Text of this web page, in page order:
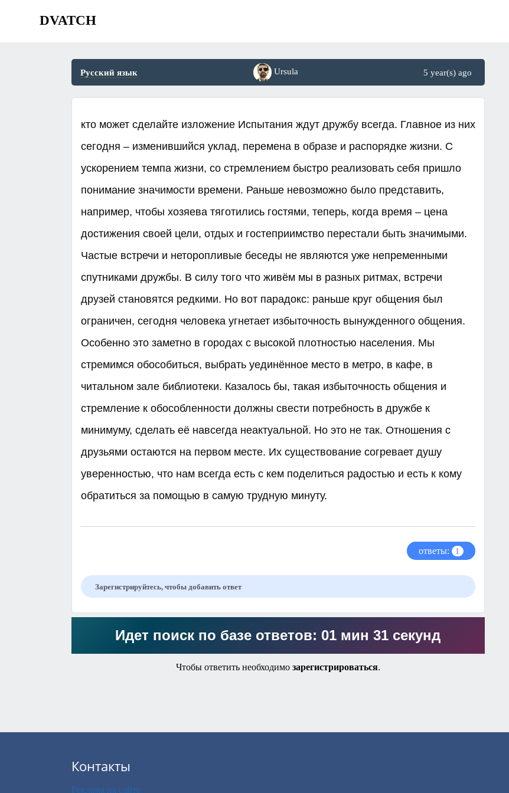
DVATCH
Русский язык Ursula 5 year(s) ago
кто может сделайте изложение Испытания ждут дружбу всегда. Главное из них
сегодня – изменившийся уклад, перемена в образе и распорядке жизни. С
ускорением темпа жизни, со стремлением быстро реализовать себя пришло
понимание значимости времени. Раньше невозможно было представить,
например, чтобы хозяева тяготились гостями, теперь, когда время – цена
достижения своей цели, отдых и гостеприимство перестали быть значимыми.
Частые встречи и неторопливые беседы не являются уже непременными
спутниками дружбы. В силу того что живём мы в разных ритмах, встречи
друзей становятся редкими. Но вот парадокс: раньше круг общения был
ограничен, сегодня человека угнетает избыточность вынужденного общения.
Особенно это заметно в городах с высокой плотностью населения. Мы
стремимся обособиться, выбрать уединённое место в метро, в кафе, в
читальном зале библиотеки. Казалось бы, такая избыточность общения и
стремление к обособленности должны свести потребность в дружбе к
минимуму, сделать её навсегда неактуальной. Но это не так. Отношения с
друзьями остаются на первом месте. Их существование согревает душу
уверенностью, что нам всегда есть с кем поделиться радостью и есть к кому
обратиться за помощью в самую трудную минуту. ​
ответы: 1
Зарегистрируйтесь, чтобы добавить ответ
Идет поиск по базе ответов: 01 мин 31 секунд
Чтобы ответить необходимо зарегистрироваться.
Контакты
Реклама на сайте